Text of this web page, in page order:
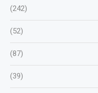
(242)
(52)
(87)
(39)